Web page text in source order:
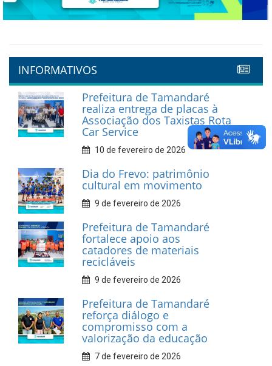
Previous Next
INFORMATIVOS
Prefeitura de Tamandaré
realiza entrega de placas à
Associação dos Taxistas Rota
Car Service
10 de fevereiro de 2026